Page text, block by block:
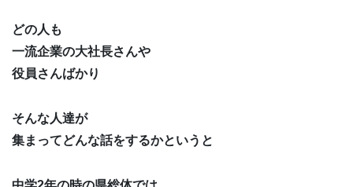
どの人も
一流企業の大社長さんや
役員さんばかり
そんな人達が
集まってどんな話をするかというと